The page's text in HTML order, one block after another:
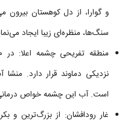
و گوارا، از دل کوهستان بیرون
سنگ‌ها، منظره‌ای زیبا ایجاد
نزدیکی دماوند قرار دارد.
است. آب این چشمه خواص
غار رودافشان: از بزرگ‌ترین و